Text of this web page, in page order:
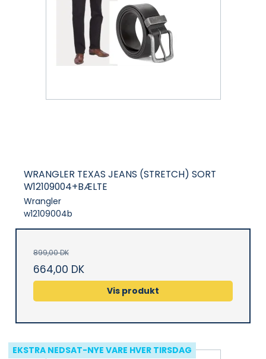
WRANGLER TEXAS JEANS (STRETCH) SORT
W12109004+BÆLTE
Wrangler
w12109004b
899,00 DK
664,00 DK
Vis produkt
EKSTRA NEDSAT-NYE VARE HVER TIRSDAG